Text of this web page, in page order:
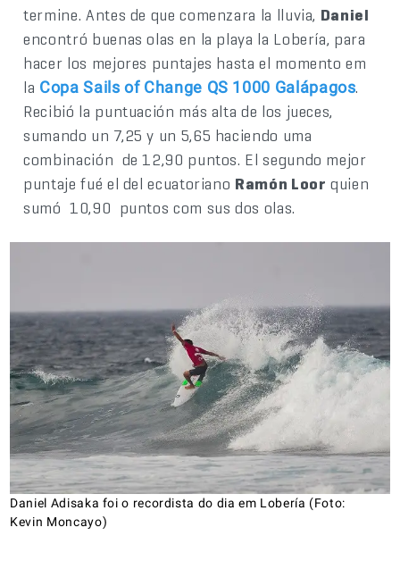
termine. Antes de que comenzara la lluvia, Daniel
encontró buenas olas en la playa la Lobería, para
hacer los mejores puntajes hasta el momento em
la Copa Sails of Change QS 1000 Galápagos.
Recibió la puntuación más alta de los jueces,
sumando un 7,25 y un 5,65 haciendo uma
combinación de 12,90 puntos. El segundo mejor
puntaje fué el del ecuatoriano Ramón Loor quien
sumó 10,90 puntos com sus dos olas.
Daniel Adisaka foi o recordista do dia em Lobería (Foto:
Kevin Moncayo)